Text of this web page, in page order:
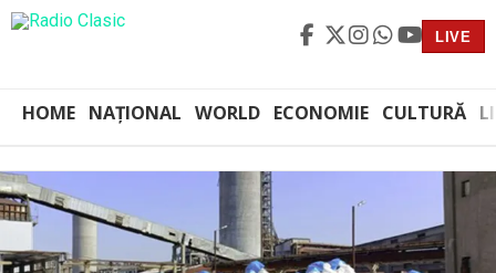
LIVE
HOME NAȚIONAL WORLD ECONOMIE CULTURĂ